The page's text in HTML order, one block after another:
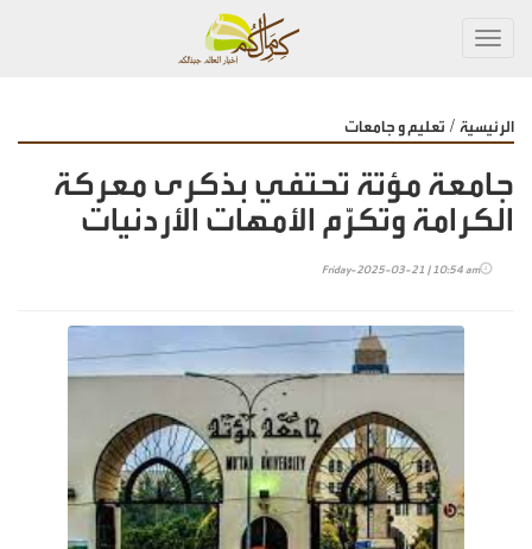
الرئيسية / تعليم و جامعات
جامعة مؤتة تحتفي بذكرى معركة
الكرامة وتكرّم الأمهات الأردنيات
Friday-2025-03-21 | 10:54 am